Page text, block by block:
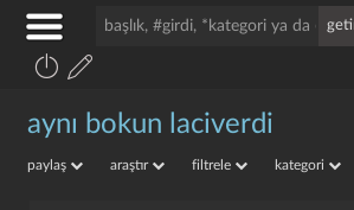
aynı bokun laciverdi
paylaş araştır filtrele kategori